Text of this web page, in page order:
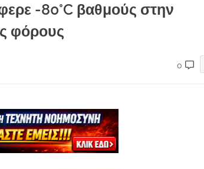
-80°C βαθμούς στην
φόρους
0